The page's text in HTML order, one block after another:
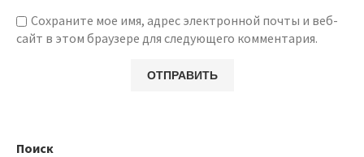
Сохраните мое имя, адрес электронной почты и веб-
сайт в этом браузере для следующего комментария.
Поиск